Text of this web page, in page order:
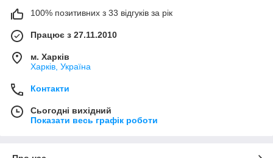
100% позитивних з 33 відгуків за рік
Працює з 27.11.2010
м. Харків
Харків, Україна
Контакти
Сьогодні вихідний
Показати весь графік роботи